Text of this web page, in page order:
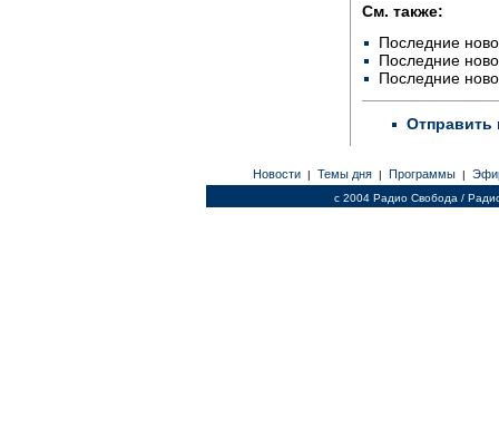
См. также:
Последние
Последние
Последние
Отправить
Новости | Темы дня | Программы |
c 2004 Радио Свобода /